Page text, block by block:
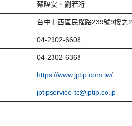
蔡曜安、劉若珩
台中市西區民權路239號9樓之2
04-2302-6608
04-2302-6368
https://www.jptip.com.tw/
jptipservice-tc@jptip.co.jp